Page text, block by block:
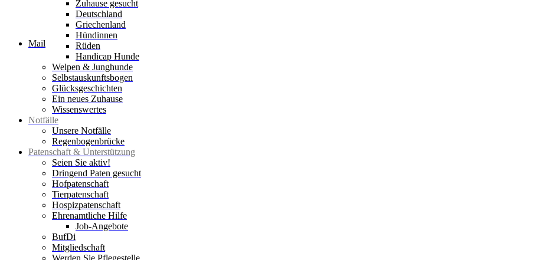
Mail
Zuhause gesucht
Deutschland
Griechenland
Hündinnen
Rüden
Handicap Hunde
Welpen & Junghunde
Selbstauskunftsbogen
Glücksgeschichten
Ein neues Zuhause
Wissenswertes
Notfälle
Unsere Notfälle
Regenbogenbrücke
Patenschaft & Unterstützung
Seien Sie aktiv!
Dringend Paten gesucht
Hofpatenschaft
Tierpatenschaft
Hospizpatenschaft
Ehrenamtliche Hilfe
Job-Angebote
BufDi
Mitgliedschaft
Werden Sie Pflegestelle